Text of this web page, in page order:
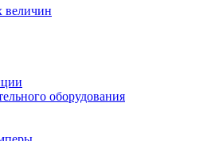
величин
оборудования